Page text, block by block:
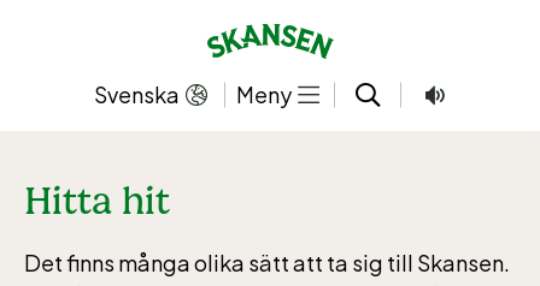
Svenska Meny
Hitta hit
Det finns många olika sätt att ta sig till Skansen.